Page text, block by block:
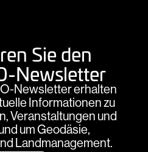
Sie den
Newsletter
Newsletter erhalten
Informationen zu
Veranstaltungen und
um Geodäsie,
Landmanagement.